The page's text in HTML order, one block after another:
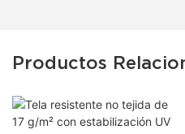
Productos